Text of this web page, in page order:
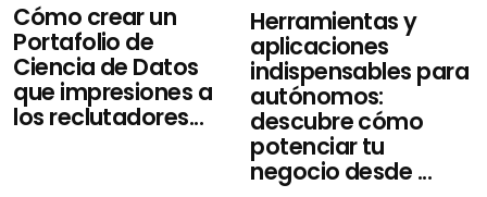
Cómo crear un
Portafolio de
Ciencia de Datos
que impresiones a
los reclutadores...
Herramientas y
aplicaciones
indispensables para
autónomos:
descubre cómo
potenciar tu
negocio desde ...